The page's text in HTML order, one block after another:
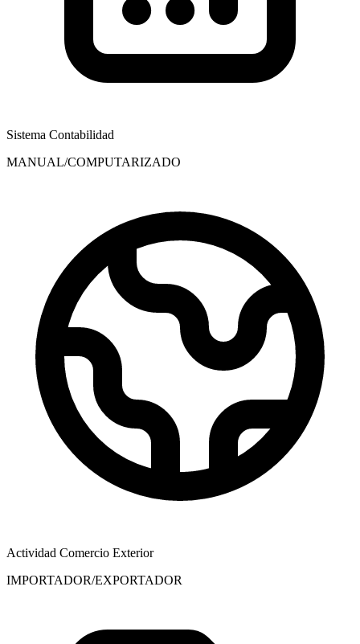
Sistema Contabilidad
MANUAL/COMPUTARIZADO
Actividad Comercio Exterior
IMPORTADOR/EXPORTADOR